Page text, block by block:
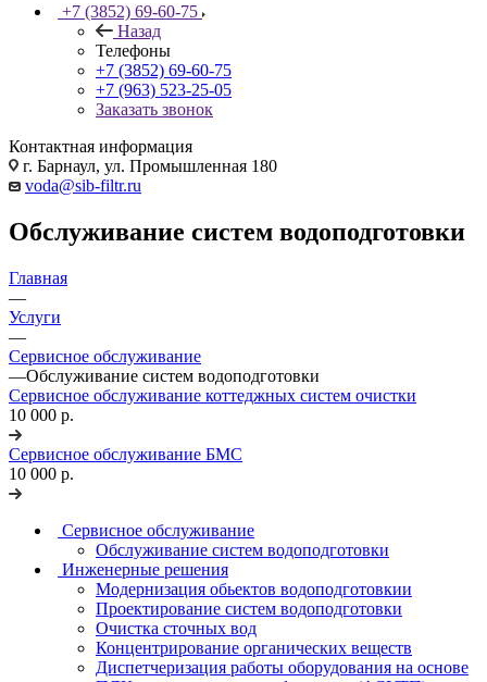
+7 (3852) 69-60-75
Назад
Телефоны
+7 (3852) 69-60-75
+7 (963) 523-25-05
Заказать звонок
Контактная информация
г. Барнаул, ул. Промышленная 180
voda@sib-filtr.ru
Обслуживание систем водоподготовки
Главная
—
Услуги
—
Сервисное обслуживание
—Обслуживание систем водоподготовки
Сервисное обслуживание коттеджных систем очистки
10 000 р.
Сервисное обслуживание БМС
10 000 р.
Сервисное обслуживание
Обслуживание систем водоподготовки
Инженерные решения
Модернизация обьектов водоподготовкии
Проектирование систем водоподготовки
Очистка сточных вод
Концентрирование органических веществ
Диспетчеризация работы оборудования на основе